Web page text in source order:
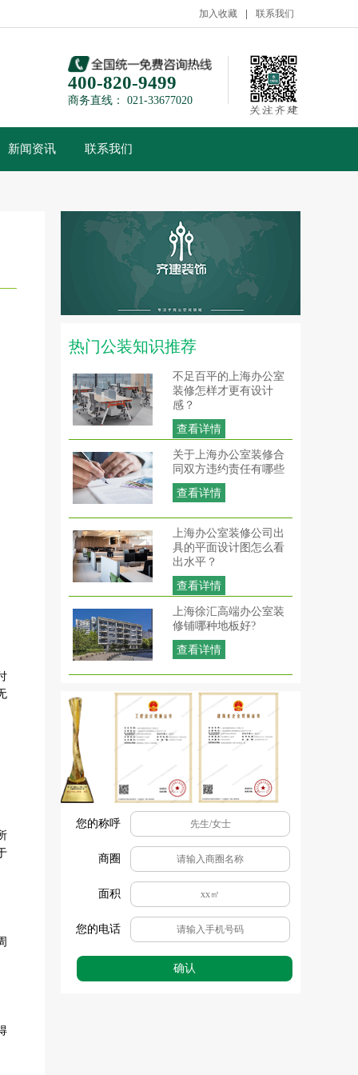
加入收藏 联系我们
400-820-9499
商务直线： 021-33677020
新闻资讯 联系我们
热门公装知识推荐
不足百平的上海办公室
装修怎样才更有设计
感？
查看详情
关于上海办公室装修合
同双方违约责任有哪些
查看详情
上海办公室装修公司出
具的平面设计图怎么看
出水平？
查看详情
上海徐汇高端办公室装
修铺哪种地板好?
查看详情
您的称呼
商圈
面积
您的电话
确认